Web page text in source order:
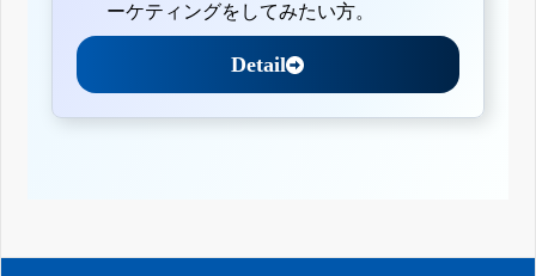
ーケティングをしてみたい方。
Detail